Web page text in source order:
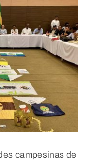
campesinas de